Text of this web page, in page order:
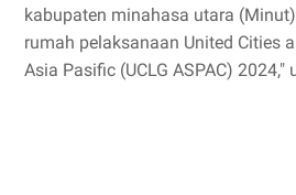
kabupaten minahasa utara
rumah pelaksanaan United Cities
Asia Pasific (UCLG ASPAC) 2024,"